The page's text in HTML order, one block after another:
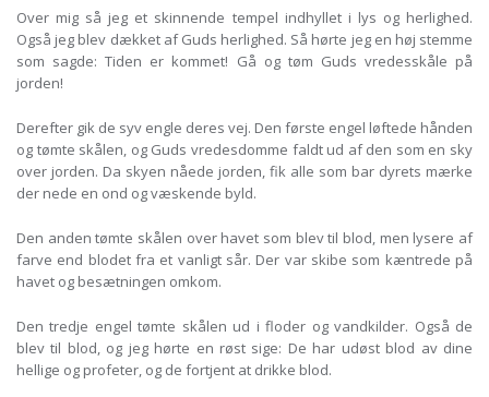
Over mig så jeg et skinnende tempel indhyllet i lys og herlighed.
Også jeg blev dækket af Guds herlighed. Så hørte jeg en høj stemme
som sagde: Tiden er kommet! Gå og tøm Guds vredesskåle på
jorden!
Derefter gik de syv engle deres vej. Den første engel løftede hånden
og tømte skålen, og Guds vredesdomme faldt ud af den som en sky
over jorden. Da skyen nåede jorden, fik alle som bar dyrets mærke
der nede en ond og væskende byld.
Den anden tømte skålen over havet som blev til blod, men lysere af
farve end blodet fra et vanligt sår. Der var skibe som kæntrede på
havet og besætningen omkom.
Den tredje engel tømte skålen ud i floder og vandkilder. Også de
blev til blod, og jeg hørte en røst sige: De har udøst blod av dine
hellige og profeter, og de fortjent at drikke blod.